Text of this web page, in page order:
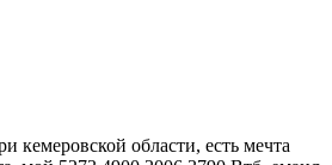
кемеровской области, есть мечта